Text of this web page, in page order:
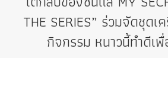
THE SERIES” ร่วมจัดชุดเ
กิจกรรม หนาวนี้ทำดีเ